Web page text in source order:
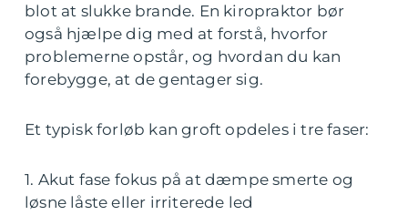
blot at slukke brande. En kiropraktor bør
også hjælpe dig med at forstå, hvorfor
problemerne opstår, og hvordan du kan
forebygge, at de gentager sig.
Et typisk forløb kan groft opdeles i tre faser:
1. Akut fase fokus på at dæmpe smerte og
løsne låste eller irriterede led